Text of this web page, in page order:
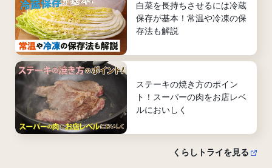
白菜を長持ちさせるには冷蔵
保存が基本！常温や冷凍の保
存法も解説
ステーキの焼き方のポイン
ト！スーパーの肉をお店レベ
ルにおいしく
くらしトライを見る